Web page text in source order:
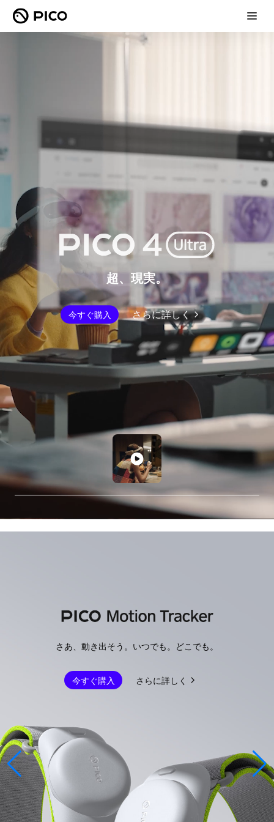
超、現実。
今すぐ購入 さらに詳しく
さあ、動き出そう。いつでも。どこでも。
今すぐ購入 さらに詳しく